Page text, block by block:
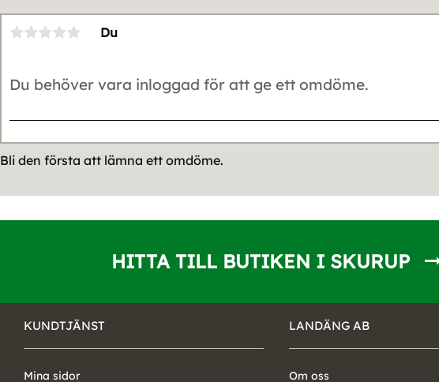
Du
Bli den första att lämna ett omdöme.
HITTA TILL BUTIKEN I SKURUP
KUNDTJÄNST
Mina sidor
LANDÄNG AB
Om oss